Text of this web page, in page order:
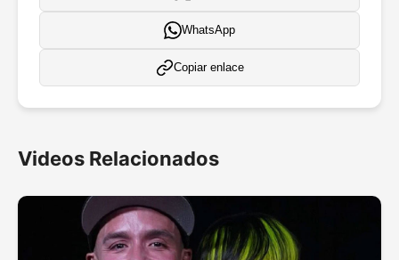
WhatsApp
Copiar enlace
Videos Relacionados